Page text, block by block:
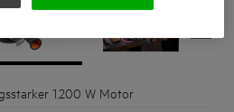
1.200 W Motor